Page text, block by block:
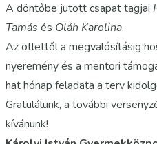
A döntőbe jutott csapat tagjai
Tamás és Oláh Karolina.
Az ötlettől a megvalósításig
nyeremény és a mentori
hat hónap feladata a terv
Gratulálunk, a további
kívánunk!